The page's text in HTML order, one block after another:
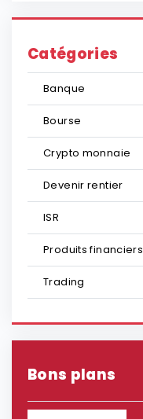
Catégories
Banque
Bourse
Crypto monnaie
Devenir rentier
ISR
Produits financiers
Trading
Bons plans